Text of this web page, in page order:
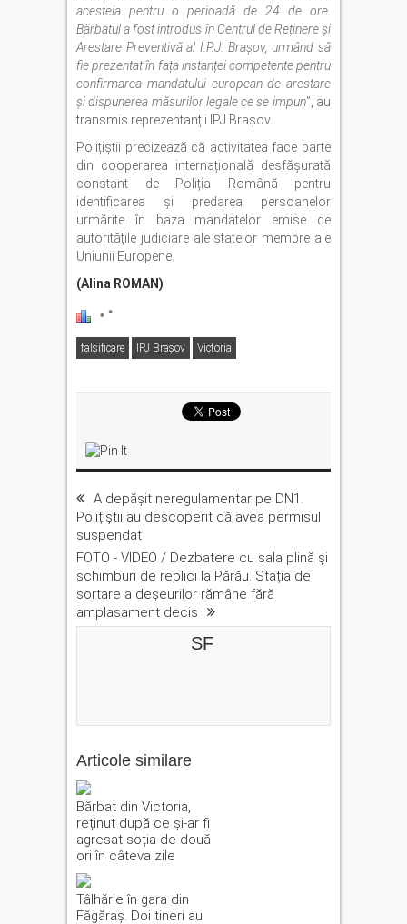
acesteia pentru o perioadă de 24 de ore.
Bărbatul a fost introdus în Centrul de Reținere și
Arestare Preventivă al I.P.J. Brașov, urmând să
fie prezentat în fața instanței competente pentru
confirmarea mandatului european de arestare
și dispunerea măsurilor legale ce se impun”, au
transmis reprezentanții IPJ Brașov.
Polițiștii precizează că activitatea face parte
din cooperarea internațională desfășurată
constant de Poliția Română pentru
identificarea și predarea persoanelor
urmărite în baza mandatelor emise de
autoritățile judiciare ale statelor membre ale
Uniunii Europene.
(Alina ROMAN)
falsificare IPJ Brașov Victoria
A depășit neregulamentar pe DN1.
Polițiștii au descoperit că avea permisul
suspendat
FOTO - VIDEO / Dezbatere cu sala plină și
schimburi de replici la Părău. Stația de
sortare a deșeurilor rămâne fără
amplasament decis
SF
Articole similare
Bărbat din Victoria,
reținut după ce și-ar fi
agresat soția de două
ori în câteva zile
Tâlhărie în gara din
Făgăraș. Doi tineri au